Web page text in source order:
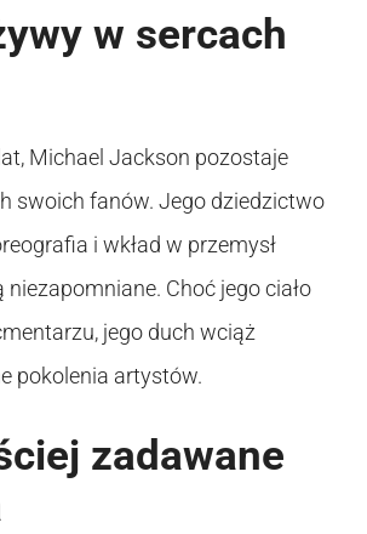
w sercach
Michael Jackson pozostaje
swoich fanów. Jego dziedzictwo
i wkład w przemysł
Choć jego ciało
jego duch wciąż
pokolenia artystów.
zadawane